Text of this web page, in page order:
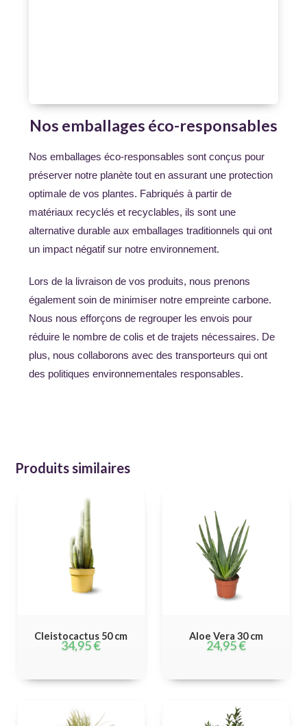
Nos emballages éco-responsables
Nos emballages éco-responsables sont conçus pour
préserver notre planète tout en assurant une protection
optimale de vos plantes. Fabriqués à partir de
matériaux recyclés et recyclables, ils sont une
alternative durable aux emballages traditionnels qui ont
un impact négatif sur notre environnement.
Lors de la livraison de vos produits, nous prenons
également soin de minimiser notre empreinte carbone.
Nous nous efforçons de regrouper les envois pour
réduire le nombre de colis et de trajets nécessaires. De
plus, nous collaborons avec des transporteurs qui ont
des politiques environnementales responsables.
Produits similaires
Cleistocactus 50 cm
34,95€
Aloe Vera 30 cm
24,95€